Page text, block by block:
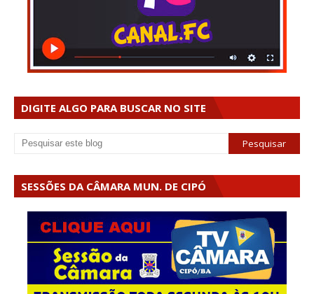
DIGITE ALGO PARA BUSCAR NO SITE
SESSÕES DA CÂMARA MUN. DE CIPÓ